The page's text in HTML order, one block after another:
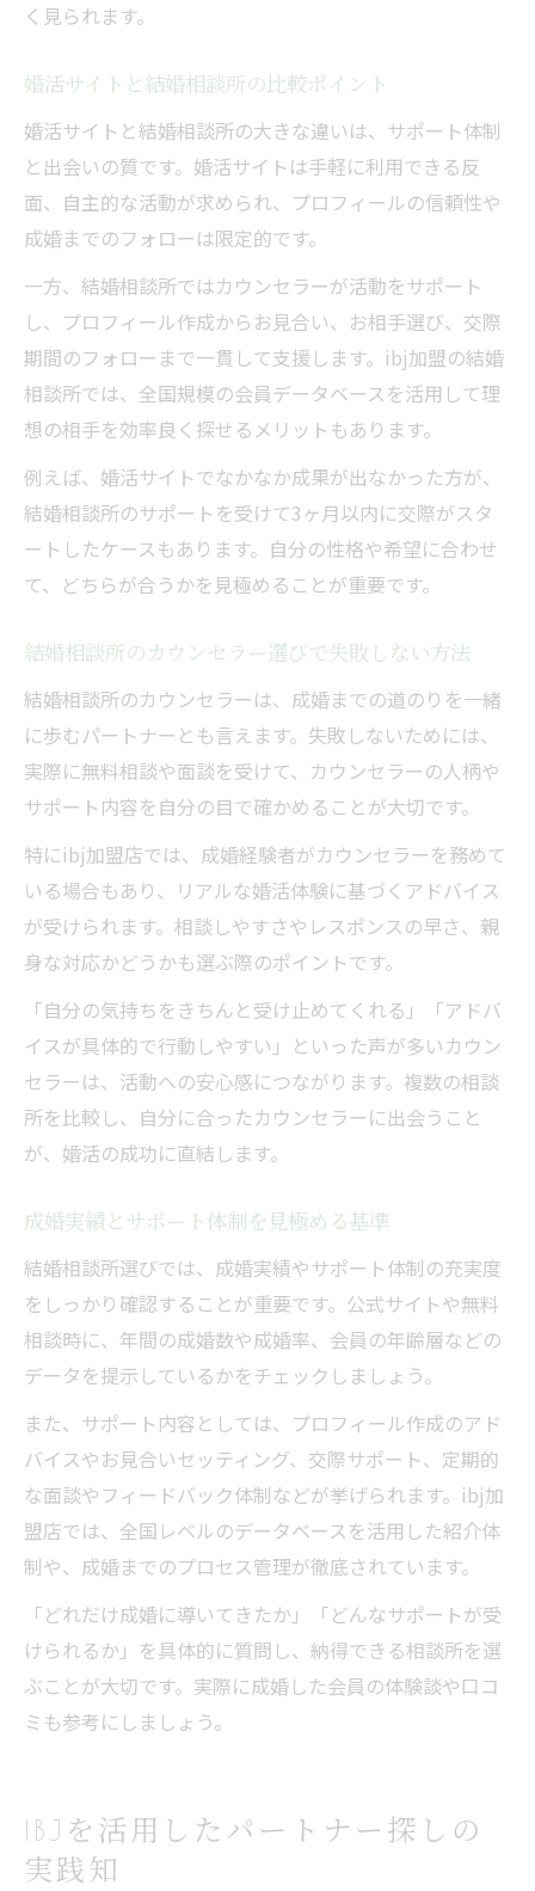
く見られます。
婚活サイトと結婚相談所の比較ポイント
婚活サイトと結婚相談所の大きな違いは、サポート体制
と出会いの質です。婚活サイトは手軽に利用できる反
面、自主的な活動が求められ、プロフィールの信頼性や
成婚までのフォローは限定的です。
一方、結婚相談所ではカウンセラーが活動をサポート
し、プロフィール作成からお見合い、お相手選び、交際
期間のフォローまで一貫して支援します。ibj加盟の結婚
相談所では、全国規模の会員データベースを活用して理
想の相手を効率良く探せるメリットもあります。
例えば、婚活サイトでなかなか成果が出なかった方が、
結婚相談所のサポートを受けて3ヶ月以内に交際がスタ
ートしたケースもあります。自分の性格や希望に合わせ
て、どちらが合うかを見極めることが重要です。
結婚相談所のカウンセラー選びで失敗しない方法
結婚相談所のカウンセラーは、成婚までの道のりを一緒
に歩むパートナーとも言えます。失敗しないためには、
実際に無料相談や面談を受けて、カウンセラーの人柄や
サポート内容を自分の目で確かめることが大切です。
特にibj加盟店では、成婚経験者がカウンセラーを務めて
いる場合もあり、リアルな婚活体験に基づくアドバイス
が受けられます。相談しやすさやレスポンスの早さ、親
身な対応かどうかも選ぶ際のポイントです。
「自分の気持ちをきちんと受け止めてくれる」「アドバ
イスが具体的で行動しやすい」といった声が多いカウン
セラーは、活動への安心感につながります。複数の相談
所を比較し、自分に合ったカウンセラーに出会うこと
が、婚活の成功に直結します。
成婚実績とサポート体制を見極める基準
結婚相談所選びでは、成婚実績やサポート体制の充実度
をしっかり確認することが重要です。公式サイトや無料
相談時に、年間の成婚数や成婚率、会員の年齢層などの
データを提示しているかをチェックしましょう。
また、サポート内容としては、プロフィール作成のアド
バイスやお見合いセッティング、交際サポート、定期的
な面談やフィードバック体制などが挙げられます。ibj加
盟店では、全国レベルのデータベースを活用した紹介体
制や、成婚までのプロセス管理が徹底されています。
「どれだけ成婚に導いてきたか」「どんなサポートが受
けられるか」を具体的に質問し、納得できる相談所を選
ぶことが大切です。実際に成婚した会員の体験談や口コ
ミも参考にしましょう。
IBJを活用したパートナー探しの
実践知